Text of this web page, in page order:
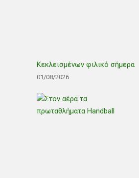
Κεκλεισμένων φιλικό σήμερα
01/08/2026